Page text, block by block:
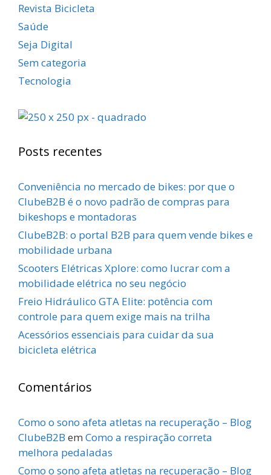
Revista Bicicleta
Saúde
Seja Digital
Sem categoria
Tecnologia
Posts recentes
Conveniência no mercado de bikes: por que o
ClubeB2B é o novo padrão de compras para
bikeshops e montadoras
ClubeB2B: o portal B2B para quem vende bikes e
mobilidade urbana
Scooters Elétricas Xplore: como lucrar com a
mobilidade elétrica no seu negócio
Freio Hidráulico GTA Elite: potência com
controle para quem exige mais na trilha
Acessórios essenciais para cuidar da sua
bicicleta elétrica
Comentários
Como o sono afeta atletas na recuperação – Blog
ClubeB2B em Como a respiração correta
melhora pedaladas
Como o sono afeta atletas na recuperação – Blog